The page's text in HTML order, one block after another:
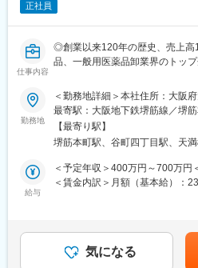
Communicationを取ることにな
自社内に英語教室があり専任の
中途入社者もTeamsを利用した
ます。
また、通訳・翻訳者の英語サポ
■就業環境：
にもなっております。さらに、
ポーツサークル活動も盛んで、
正社員
仕事内容
◎創業以来120年の歴史、売上高
品、一般用医薬品卸業界のトップ
価値を提供する、新時代の流通
【業務内容】
当社の物流センターの設計業務
存物流センターのリニューアル
センターに関する設計業務もお
流工程業務です。
設計、施主として工程管理業務
メインにお任せします。
※設計や施工管理等は外部業者に
勤務地
＜勤務地詳細＞本社住所：大阪
最寄駅：大阪地下鉄堺筋線／堺
禁煙変更の範囲：会社の定める事
【最寄り駅】
堺筋本町駅、谷町四丁目駅、天
給与
＜予定年収＞400万円～700万円
＜賃金内訳＞月額（基本給）：
くまでも目安の金額であり、選
ます。月給(月額)は固定手当を
気になる